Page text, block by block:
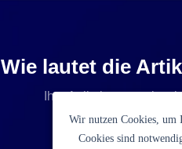
Wie lautet die
Ihre Artikelnummer ist
Wir nutzen Cookies, um
Cookies sind